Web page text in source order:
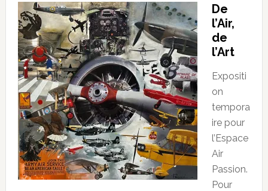
De
l’Air,
de
l’Art
Expositi
on
tempora
ire pour
l’Espace
Air
Passion.
Pour